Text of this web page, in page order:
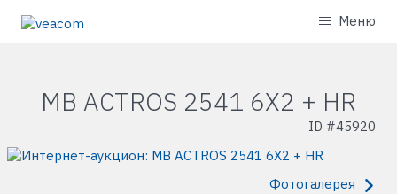
Меню
MB ACTROS 2541 6X2 + HR
ID #45920
Фотогалерея